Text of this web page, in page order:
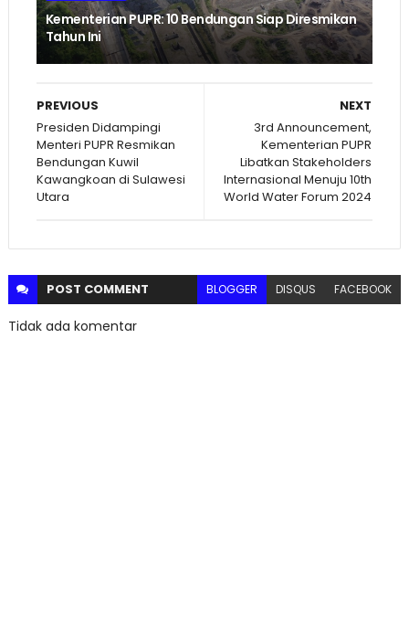
Kementerian PUPR: 10 Bendungan Siap Diresmikan
Tahun Ini
NEXT
3rd Announcement,
Kementerian PUPR
Libatkan Stakeholders
Internasional Menuju 10th
World Water Forum 2024
PREVIOUS
Presiden Didampingi
Menteri PUPR Resmikan
Bendungan Kuwil
Kawangkoan di Sulawesi
Utara
POST COMMENT BLOGGER DISQUS FACEBOOK
Tidak ada komentar